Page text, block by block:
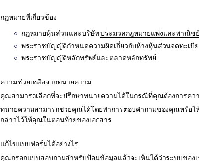
กฎหมายที่เกี่ยวข้อง
กฎหมายหุ้นส่วนและบริษัทประมวลกฎหมายแพ่งและพาณิชย์
พระราชบัญญัติกำหนดความผิดเกี่ยวกับห้างหุ้นส่วนจดทะเ
พระราชบัญญัติหลักทรัพย์และตลาดหลักทรัพย์
ความช่วยเหลือจากทนายความ
คุณสามารถเลือกที่จะปรึกษาทนายความได้ในกรณีที่คุณต้องการคว
ทนายความสามารถช่วยคุณได้โดยทำการตอบคำถามของคุณหรือใ
กล่าวไว้ให้คุณในตอนท้ายของเอกสาร
แก้ไขแบบฟอร์มได้อย่างไร
คุณกรอกแบบสอบถามสำหรับป้อนข้อมูลแล้วจะเห็นได้ว่าระบบของ